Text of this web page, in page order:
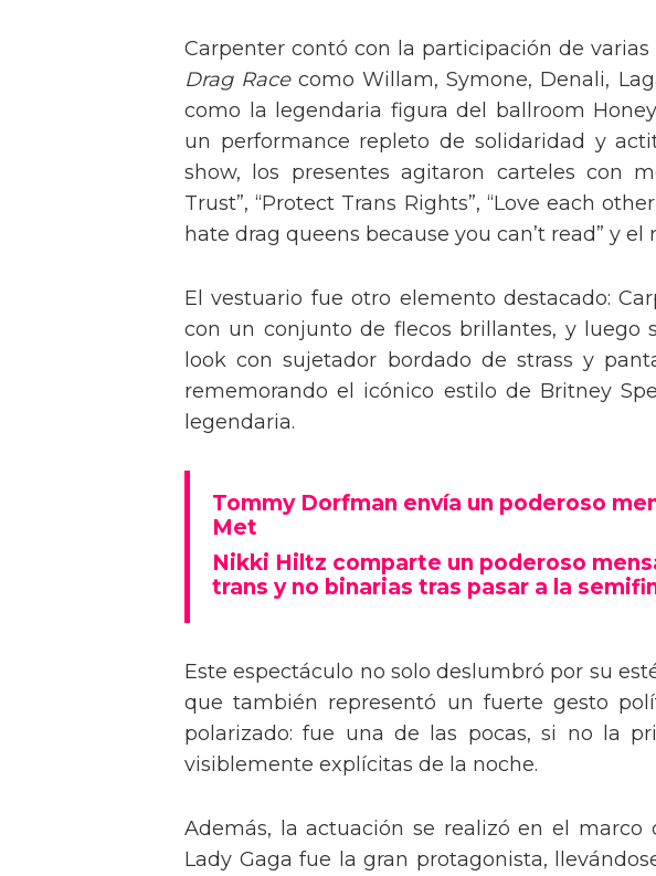
Carpenter contó con la participación de
Drag Racecomo Willam, Symone, Denali,
como la legendaria figura del ballroom
un performance repleto de solidaridad y
show, los presentes agitaron carteles con
Trust”, “Protect Trans Rights”, “Love each
hate drag queens because you can’t read” y el
El vestuario fue otro elemento destacado:
con un conjunto de flecos brillantes, y luego
look con sujetador bordado de strass y
rememorando el icónico estilo de Britney
legendaria.
Tommy Dorfman envía un poderoso
Met
Nikki Hiltz comparte un poderoso
trans y no binarias tras pasar a la
Este espectáculo no solo deslumbró por su
que también representó un fuerte gesto
polarizado: fue una de las pocas, si no la
visiblemente explícitas de la noche.
Además, la actuación se realizó en el
Lady Gaga fue la gran protagonista,